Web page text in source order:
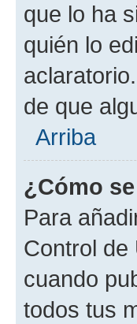
que lo ha
quién lo
de que
Arriba
¿Cómo
Para
Control
cuando
todos tus